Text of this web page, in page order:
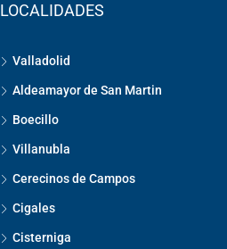
LOCALIDADES
Valladolid
Aldeamayor de San Martin
Boecillo
Villanubla
Cerecinos de Campos
Cigales
Cisterniga